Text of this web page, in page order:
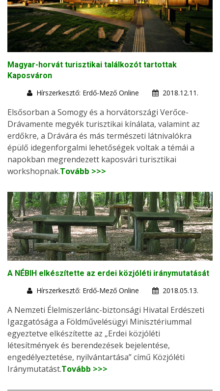
Magyar-horvát turisztikai találkozót tartottak
Kaposváron
Hírszerkesztő: Erdő-Mező Online
2018.12.11.
Elsősorban a Somogy és a horvátországi Verőce-
Drávamente megyék turisztikai kínálata, valamint az
erdőkre, a Drávára és más természeti látnivalókra
épülő idegenforgalmi lehetőségek voltak a témái a
napokban megrendezett kaposvári turisztikai
workshopnak.Tovább >>>
A NÉBIH elkészítette az erdei közjóléti iránymutatását
Hírszerkesztő: Erdő-Mező Online
2018.05.13.
A Nemzeti Élelmiszerlánc-biztonsági Hivatal Erdészeti
Igazgatósága a Földművelésügyi Minisztériummal
egyeztetve elkészítette az „Erdei közjóléti
létesítmények és berendezések bejelentése,
engedélyeztetése, nyilvántartása” című Közjóléti
Iránymutatást.Tovább >>>